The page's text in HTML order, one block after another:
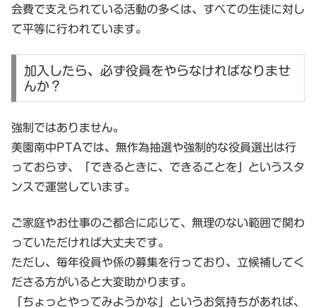
会費で支えられている活動の多くは、すべての生徒に対し
て平等に行われています。
加入したら、必ず役員をやらなければなりませ
んか？
強制ではありません。
美園南中PTAでは、無作為抽選や強制的な役員選出は行
っておらず、「できるときに、できることを」というスタ
ンスで運営しています。
ご家庭やお仕事のご都合に応じて、 無理のない範囲で関わ
っていただければ大丈夫です。
ただし、毎年役員や係の募集を行っており、 立候補してく
ださる方がいると大変助かります。
「ちょっとやってみようかな」というお気持ちがあれば、